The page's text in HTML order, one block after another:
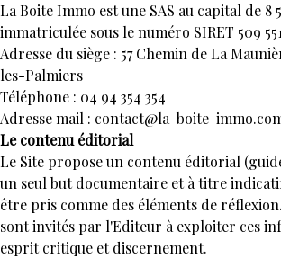
La Boite Immo est une SAS au capital de 8
immatriculée sous le numéro SIRET 509
Adresse du siège : 57 Chemin de La
les-Palmiers
Téléphone : 04 94 354 354
Adresse mail : contact@la-boite-
Le contenu éditorial
Le Site propose un contenu éditorial
un seul but documentaire et à titre
être pris comme des éléments de
sont invités par l'Editeur à exploiter ces
esprit critique et discernement.